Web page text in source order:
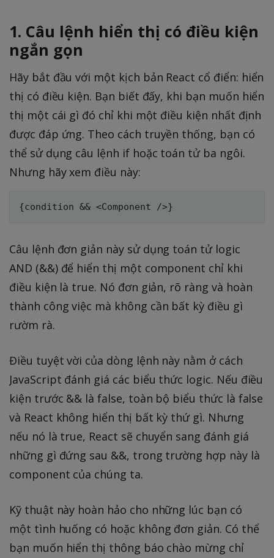
1. Câu lệnh hiển thị có điều kiện
ngắn gọn
Hãy bắt đầu với một kịch bản React cổ điển: hiển
thị có điều kiện. Bạn biết đấy, khi bạn muốn hiển
thị một cái gì đó chỉ khi một điều kiện nhất định
được đáp ứng. Theo cách truyền thống, bạn có
thể sử dụng câu lệnh if hoặc toán tử ba ngôi.
Nhưng hãy xem điều này:
Câu lệnh đơn giản này sử dụng toán tử logic
AND (&&) để hiển thị một component chỉ khi
điều kiện là true. Nó đơn giản, rõ ràng và hoàn
thành công việc mà không cần bất kỳ điều gì
rườm rà.
Điều tuyệt vời của dòng lệnh này nằm ở cách
JavaScript đánh giá các biểu thức logic. Nếu điều
kiện trước && là false, toàn bộ biểu thức là false
và React không hiển thị bất kỳ thứ gì. Nhưng
nếu nó là true, React sẽ chuyển sang đánh giá
những gì đứng sau &&, trong trường hợp này là
component của chúng ta.
Kỹ thuật này hoàn hảo cho những lúc bạn có
một tình huống có hoặc không đơn giản. Có thể
bạn muốn hiển thị thông báo chào mừng chỉ